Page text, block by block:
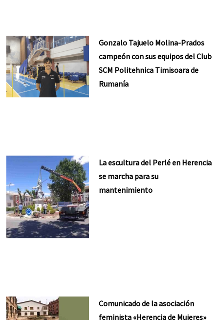
Gonzalo Tajuelo Molina-Prados
campeón con sus equipos del Club
SCM Politehnica Timisoara de
Rumanía
La escultura del Perlé en Herencia
se marcha para su
mantenimiento
Comunicado de la asociación
feminista «Herencia de Mujeres»